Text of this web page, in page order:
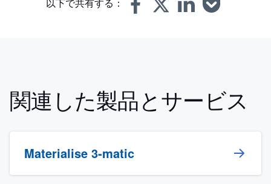
以下で共有する：
関連した製品とサービス
‌Materialise 3-matic